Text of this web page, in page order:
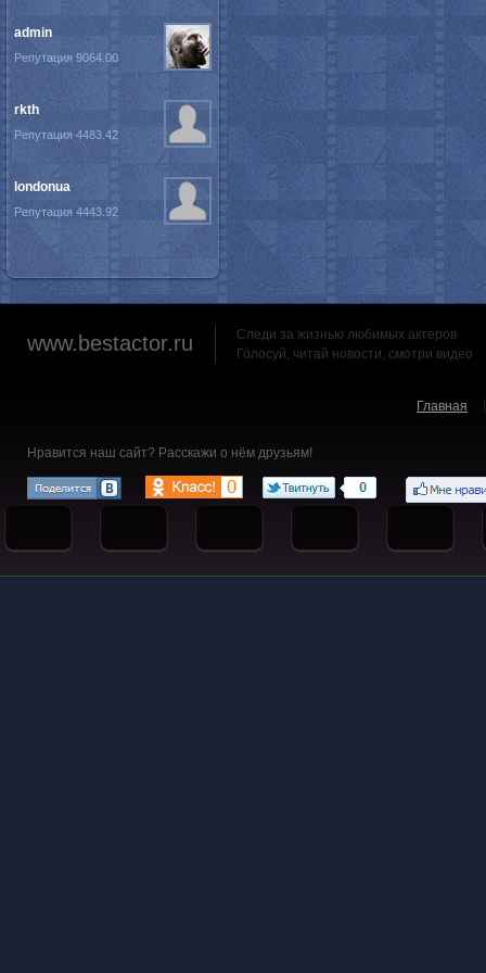
admin
Репутация 9064.00
rkth
Репутация 4483.42
londonua
Репутация 4443.92
www.bestactor.ru
Следи за жизнью любимых актеров
Голосуй, читай новости, смотри видео
Главная
Нравится наш сайт? Расскажи о нём друзьям!